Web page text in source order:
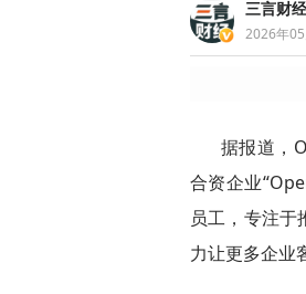
三言财经
2026年
据报道，
合资企业
员工，专注
力让更多企业